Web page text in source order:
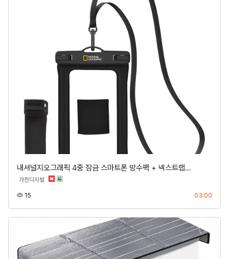
내셔널지오그래픽 4중 잠금 스마트폰 방수팩 + 넥스트랩…
가전디지털 분류
15 03:00